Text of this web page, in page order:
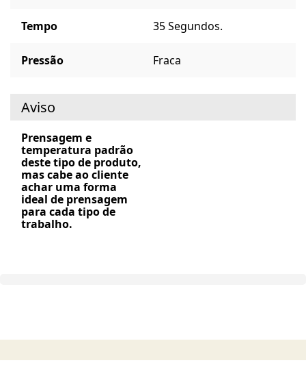
Tempo 35 Segundos.
Pressão Fraca
Aviso
Prensagem e
temperatura padrão
deste tipo de produto,
mas cabe ao cliente
achar uma forma
ideal de prensagem
para cada tipo de
trabalho.